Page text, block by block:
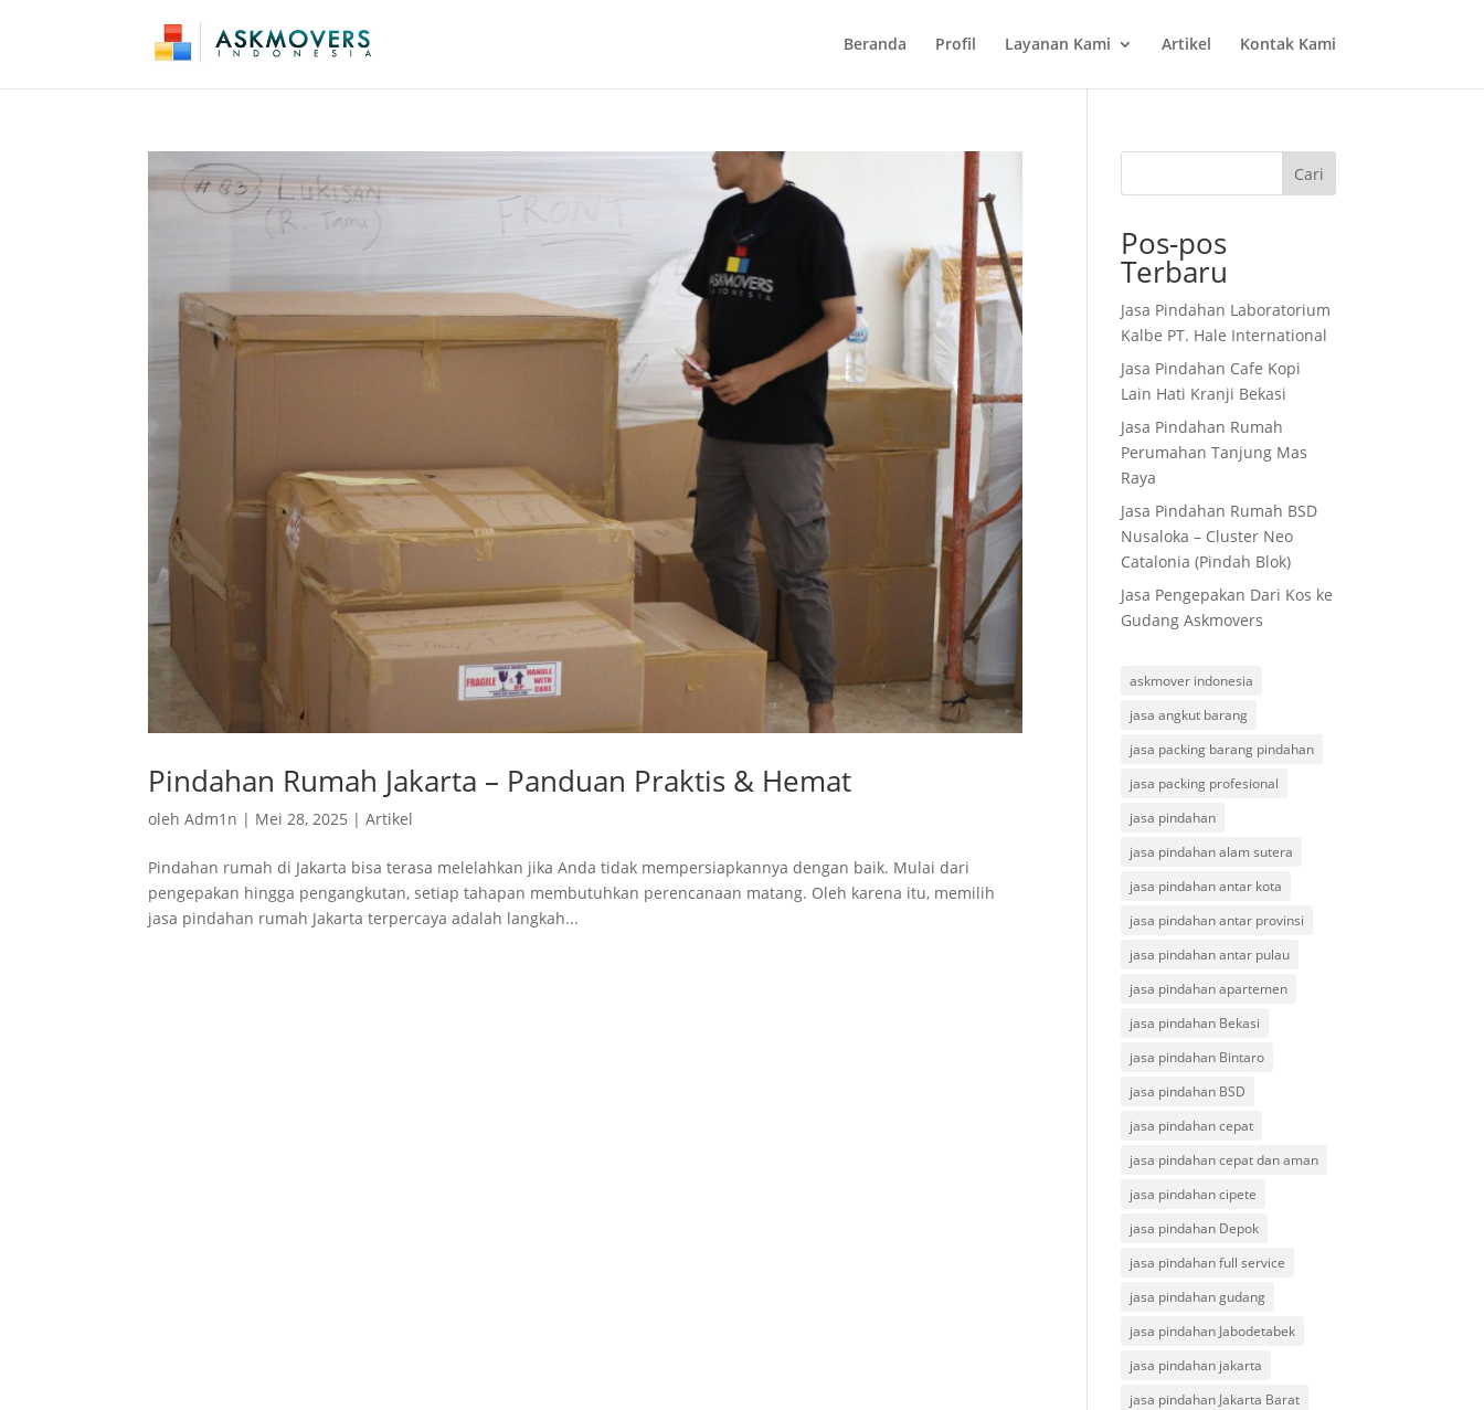
Beranda Profil Layanan Kami Artikel Kontak Kami
Pindahan Rumah Jakarta – Panduan Praktis & Hemat
olehAdm1n | Mei 28, 2025 |Artikel
Pindahan rumah di Jakarta bisa terasa melelahkan jika Anda tidak mempersiapkannya dengan baik. Mulai dari
pengepakan hingga pengangkutan, setiap tahapan membutuhkan perencanaan matang. Oleh karena itu, memilih
jasa pindahan rumah Jakarta terpercaya adalah langkah...
Cari
Pos-pos
Terbaru
Jasa Pindahan Laboratorium
Kalbe PT. Hale International
Jasa Pindahan Cafe Kopi
Lain Hati Kranji Bekasi
Jasa Pindahan Rumah
Perumahan Tanjung Mas
Raya
Jasa Pindahan Rumah BSD
Nusaloka – Cluster Neo
Catalonia (Pindah Blok)
Jasa Pengepakan Dari Kos ke
Gudang Askmovers
askmover indonesia
jasa angkut barang
jasa packing barang pindahan
jasa packing profesional
jasa pindahan
jasa pindahan alam sutera
jasa pindahan antar kota
jasa pindahan antar provinsi
jasa pindahan antar pulau
jasa pindahan apartemen
jasa pindahan Bekasi
jasa pindahan Bintaro
jasa pindahan BSD
jasa pindahan cepat
jasa pindahan cepat dan aman
jasa pindahan cipete
jasa pindahan Depok
jasa pindahan full service
jasa pindahan gudang
jasa pindahan Jabodetabek
jasa pindahan jakarta
jasa pindahan Jakarta Barat